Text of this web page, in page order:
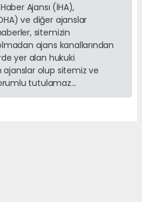
Ajansı (İHA),
ve diğer ajanslar
sitemizin
ajans kanallarından
yer alan hukuki
olup sitemiz ve
tutulamaz...